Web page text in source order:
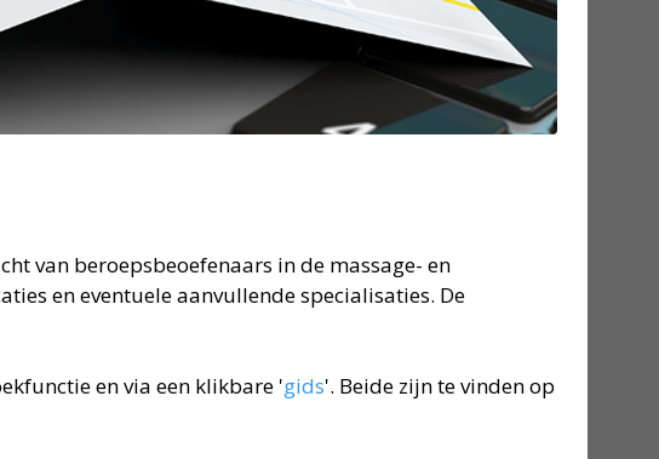
van beroepsbeoefenaars in de massage- en
en eventuele aanvullende specialisaties. De
en via een klikbare 'gids'. Beide zijn te vinden op